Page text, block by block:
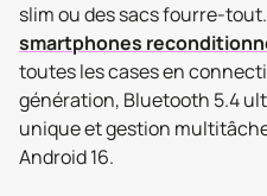
slim ou des sacs fourre-
smartphones
toutes les cases en
génération, Bluetooth 5.4
unique et gestion
Android 16.